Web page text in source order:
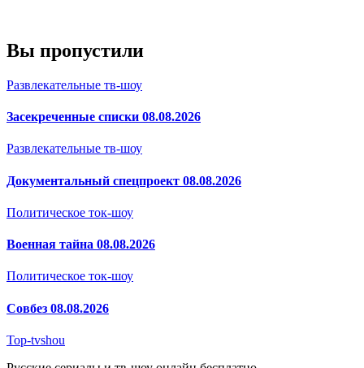
Вы пропустили
Развлекательные тв-шоу
Засекреченные списки 08.08.2026
Развлекательные тв-шоу
Документальный спецпроект 08.08.2026
Политическое ток-шоу
Военная тайна 08.08.2026
Политическое ток-шоу
Совбез 08.08.2026
Top-tvshou